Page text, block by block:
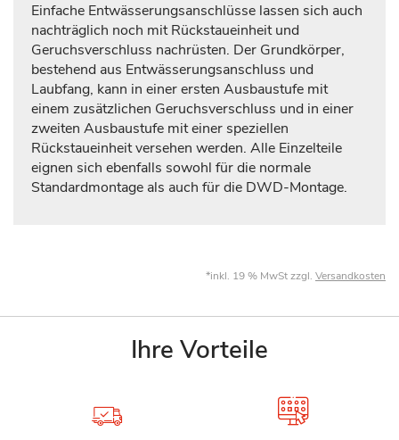
Einfache Entwässerungsanschlüsse lassen sich auch
nachträglich noch mit Rückstaueinheit und
Geruchsverschluss nachrüsten. Der Grundkörper,
bestehend aus Entwässerungsanschluss und
Laubfang, kann in einer ersten Ausbaustufe mit
einem zusätzlichen Geruchsverschluss und in einer
zweiten Ausbaustufe mit einer speziellen
Rückstaueinheit versehen werden. Alle Einzelteile
eignen sich ebenfalls sowohl für die normale
Standardmontage als auch für die DWD-Montage.
*inkl. 19 % MwSt zzgl. Versandkosten
Ihre Vorteile